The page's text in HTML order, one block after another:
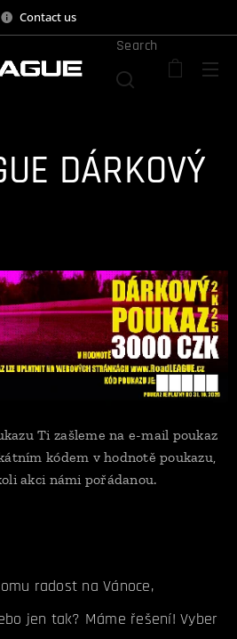
Contact us
Search
DÁRKOVÝ
Ti zašleme na e-mail poukaz
kódem v hodnotě poukazu,
akci námi pořádanou.
radost na Vánoce,
jen tak? Máme řešení! Vyber